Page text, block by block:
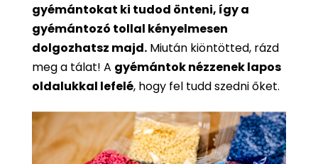
gyémántokat ki tudod önteni, így a
gyémántozó tollal kényelmesen
dolgozhatsz majd. Miután kiöntötted, rázd
meg a tálat! A gyémántok nézzenek lapos
oldalukkal lefelé, hogy fel tudd szedni őket.